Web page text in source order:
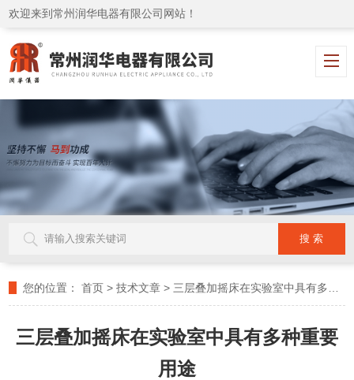
欢迎来到常州润华电器有限公司网站！
您的位置： 首页 >技术文章 > 三层叠加摇床在实验室中具有多种重要用途
三层叠加摇床在实验室中具有多种重要
用途